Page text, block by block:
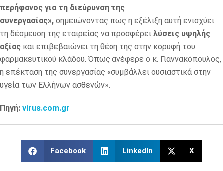
περήφανος για τη διεύρυνση της
συνεργασίας», σημειώνοντας πως η εξέλιξη αυτή ενισχύει
τη δέσμευση της εταιρείας να προσφέρει λύσεις υψηλής
αξίας και επιβεβαιώνει τη θέση της στην κορυφή του
φαρμακευτικού κλάδου. Όπως ανέφερε ο κ. Γιαννακόπουλος,
η επέκταση της συνεργασίας «συμβάλλει ουσιαστικά στην
υγεία των Ελλήνων ασθενών».
Πηγή: virus.com.gr
Facebook LinkedIn X